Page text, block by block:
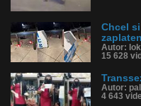
Chcel
Autor:
15 628
Autor:
4 643